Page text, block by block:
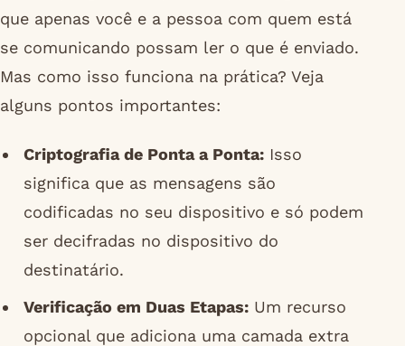
que apenas você e a pessoa com quem está
se comunicando possam ler o que é enviado.
Mas como isso funciona na prática? Veja
alguns pontos importantes:
Criptografia de Ponta a Ponta:Isso
significa que as mensagens são
codificadas no seu dispositivo e só podem
ser decifradas no dispositivo do
destinatário.
Verificação em Duas Etapas:Um recurso
opcional que adiciona uma camada extra